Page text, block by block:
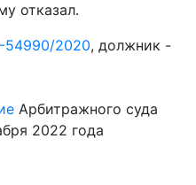
отказал.
54990/2020, должник -
Арбитражного суда
2022 года